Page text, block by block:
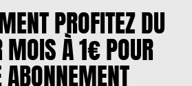
PROFITEZ DU
MOIS À 1€ POUR
ABONNEMENT